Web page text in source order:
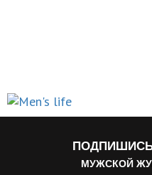
МУЖСКОЙ